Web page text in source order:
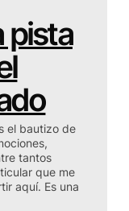
pista
el bautizo de
tantos
que me
aquí. Es una